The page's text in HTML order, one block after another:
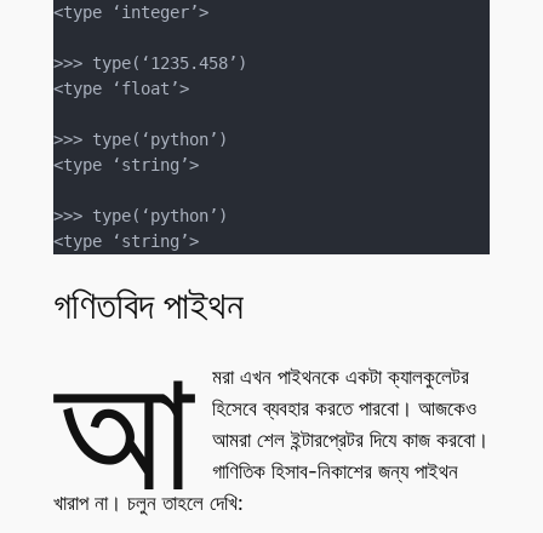
<type ‘integer’>
>>> type(‘1235.458’)
<type ‘float’>
>>> type(‘python’)
<type ‘string’>
>>> type(‘python’)
<type ‘string’>
গণিতবিদ পাইথন
আ
মরা এখন পাইথনকে একটা ক্যালকুলেটর
হিসেবে ব্যবহার করতে পারবো। আজকেও
আমরা শেল ইন্টারপ্রেটর দিযে কাজ করবো।
গাণিতিক হিসাব-নিকাশের জন্য পাইথন
খারাপ না। চলুন তাহলে দেখি: